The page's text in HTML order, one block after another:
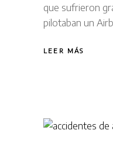
que sufrieron
pilotaban un
LEER MÁS